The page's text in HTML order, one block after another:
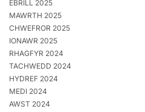
EBRILL 2025
MAWRTH 2025
CHWEFROR 2025
IONAWR 2025
RHAGFYR 2024
TACHWEDD 2024
HYDREF 2024
MEDI 2024
AWST 2024